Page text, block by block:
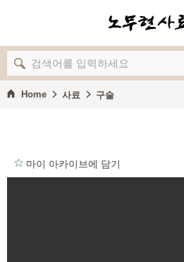
Home 사료 구술
마이 아카이브에 담기